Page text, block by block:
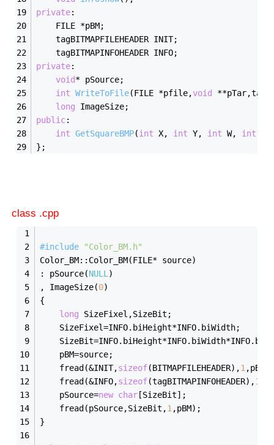
private:
	FILE *pBM;
	tagBITMAPFILEHEADER INIT;
	tagBITMAPINFOHEADER INFO;
private:
void* pSource;
int WriteToFile(FILE *pfile,void
long ImageSize;
public:
int GetSquareBMP(int X, int Y, int W, int
};
class .cpp
#include
"Color_BM.h"
Color_BM::Color_BM(FILE* source)
: pSource(NULL )
, ImageSize(0)
{
long SizeFixel,SizeBit;
	SizeFixel=INFO.biHeight*INFO.biWidth;
	pBM=source;
	fread(&INIT,
sizeof(BITMAPFILEHEADER),1
	fread(&INFO,
sizeof(tagBITMAPINFOHEADER),1
	pSource=
new char [SizeBit];
	fread(pSource,SizeBit,
1 ,pBM);
}